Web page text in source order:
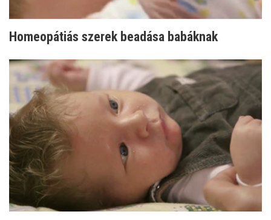
Homeopátiás szerek beadása babáknak